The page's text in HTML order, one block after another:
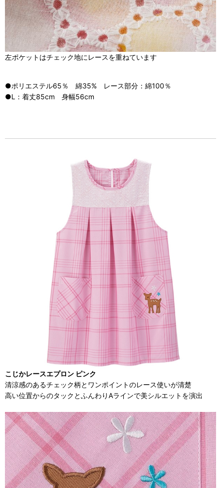
左ポケットはチェック地にレースを重ねています
●ポリエステル65％ 綿35% レース部分：綿100％
●L：着丈85cm 身幅56cm
こじかレースエプロン ピンク
清涼感のあるチェック柄とワンポイントのレース使いが清楚
高い位置からのタックとふんわりAラインで美シルエットを演出